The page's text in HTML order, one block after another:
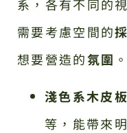
系，各有不同的
需要考慮空間的
想要營造的氛圍 。
淺色系木皮
等，能帶來